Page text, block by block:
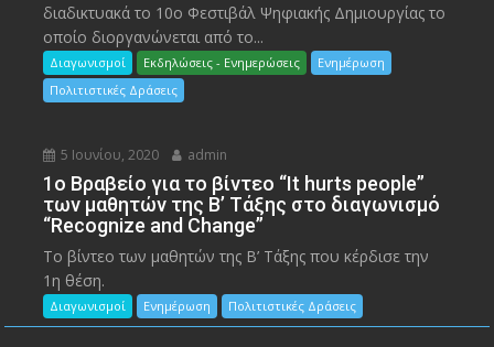
διαδικτυακά το 10ο Φεστιβάλ Ψηφιακής Δημιουργίας το
οποίο διοργανώνεται από το...
Διαγωνισμοί Εκδηλώσεις - Ενημερώσεις
Ενημέρωση
Πολιτιστικές Δράσεις
5 Ιουνίου, 2020 admin
1ο Βραβείο για το βίντεο “It hurts people”
των μαθητών της Β’ Τάξης στο διαγωνισμό
“Recognize and Change”
Το βίντεο των μαθητών της Β’ Τάξης που κέρδισε την
1η θέση.
Διαγωνισμοί Ενημέρωση Πολιτιστικές Δράσεις